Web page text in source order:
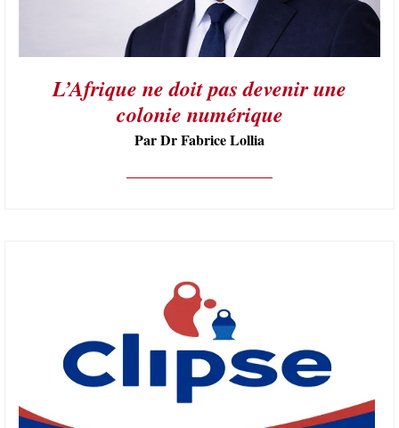
L’Afrique ne doit pas devenir une
colonie numérique
Par Dr Fabrice Lollia